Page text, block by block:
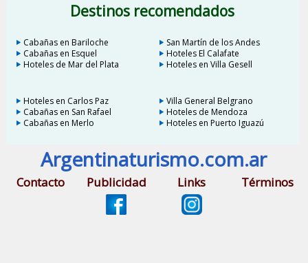
Destinos recomendados
Cabañas en Bariloche
San Martín de los Andes
Cabañas en Esquel
Hoteles El Calafate
Hoteles de Mar del Plata
Hoteles en Villa Gesell
Hoteles en Carlos Paz
Villa General Belgrano
Cabañas en San Rafael
Hoteles de Mendoza
Cabañas en Merlo
Hoteles en Puerto Iguazú
Argentinaturismo.com.ar
Contacto Publicidad Links Términos